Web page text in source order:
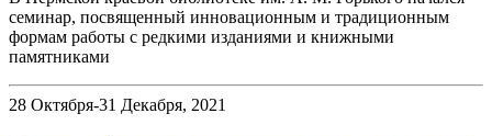
семинар, посвященный инновационным и традиционным
формам работы с редкими изданиями и книжными
памятниками
28 Октября-31 Декабря, 2021